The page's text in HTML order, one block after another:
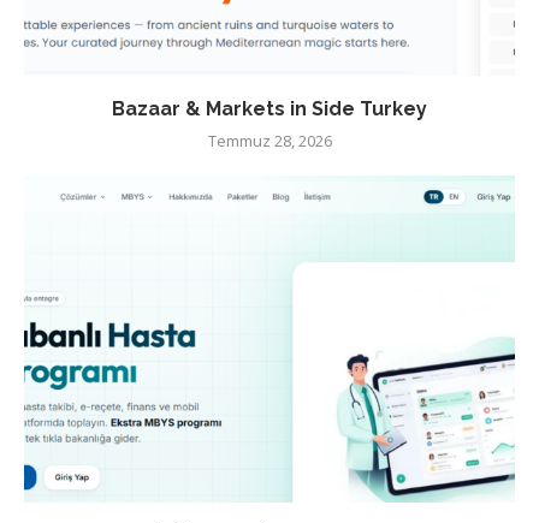
Bazaar & Markets in Side Turkey
Temmuz 28, 2026